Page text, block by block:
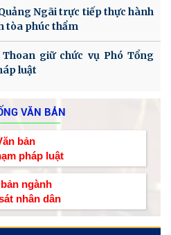
Ngãi trực tiếp thực hành
tòa phúc thẩm
giữ chức vụ Phó Tổng
luật
VĂN BẢN
bản
pháp luật
ngành
nhân dân